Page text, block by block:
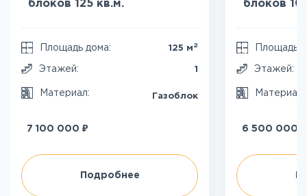
блоков 125 кв.м.
Площадь дома: 125 м 2
Этажей: 1
Материал: Газоблок
7 100 000 ₽
Подробнее
блоков
Площадь
Этажей:
Материал:
6 500 000